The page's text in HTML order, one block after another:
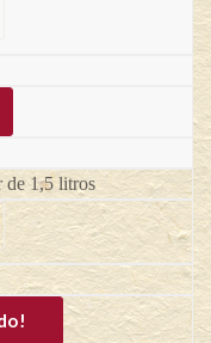
de 1,5 litros